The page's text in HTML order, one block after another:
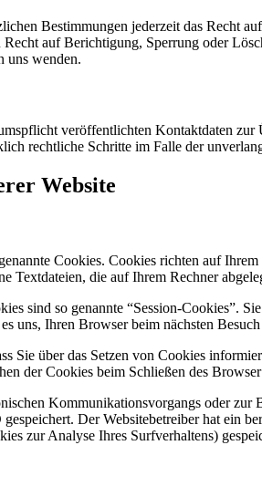
Bestimmungen jederzeit das Recht
auf Berichtigung, Sperrung oder
uns wenden.
veröffentlichten Kontaktdaten
rechtliche Schritte im Falle der
Website
Cookies. Cookies richten auf
Textdateien, die auf Ihrem Rechner
sind so genannte “Session-Cookies”.
uns, Ihren Browser beim nächsten
Sie über das Setzen von Cookies
der Cookies beim Schließen des
Kommunikationsvorgangs oder
Der Websitebetreiber hat ein
zur Analyse Ihres Surfverhaltens)